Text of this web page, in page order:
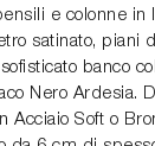
e colonne in
satinato, piani
banco
Nero Ardesia.
Acciaio Soft o